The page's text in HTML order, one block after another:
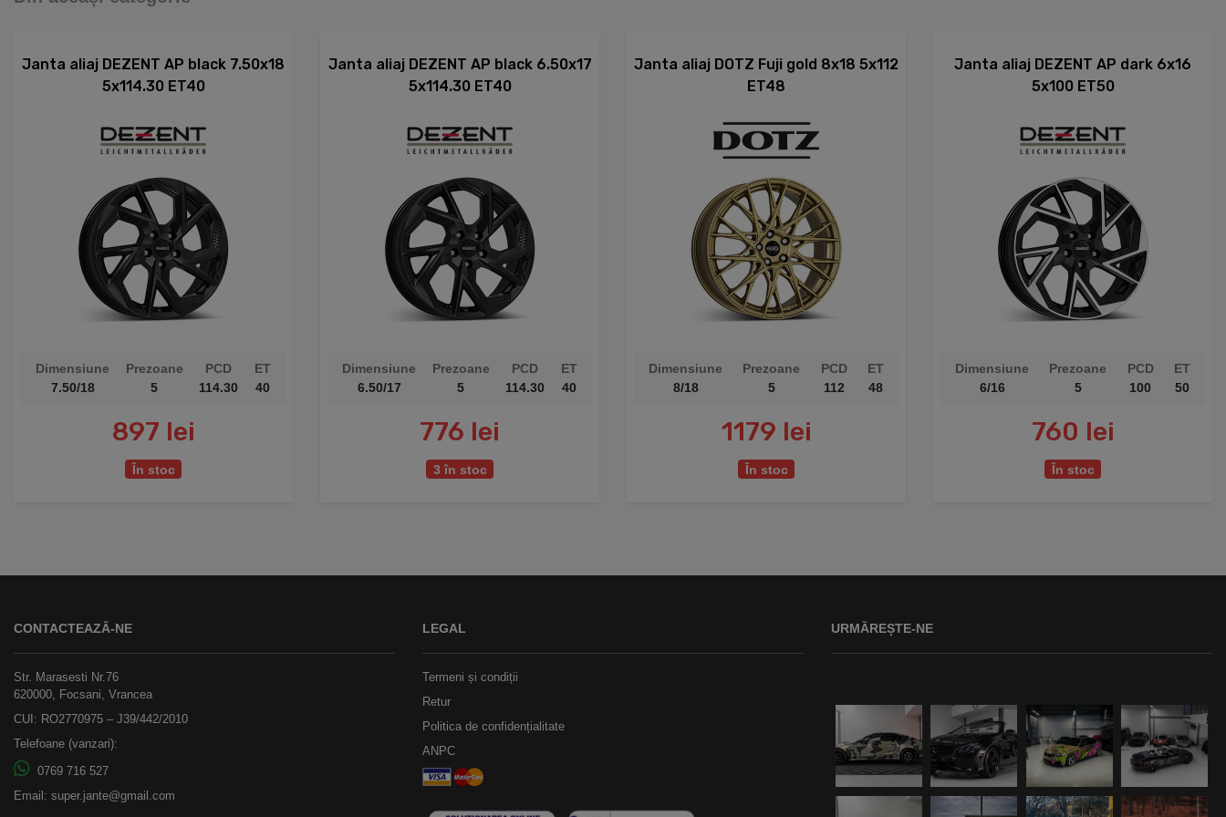
Janta aliaj DEZENT AP black 7.50x18
5x114.30 ET40
Dimensiune
7.50/18
Prezoane
5
PCD
114.30
ET
40
897 lei
În stoc
Janta aliaj DEZENT AP black 6.50x17
5x114.30 ET40
Dimensiune
6.50/17
Prezoane
5
PCD
114.30
ET
40
776 lei
3 în stoc
Janta aliaj DOTZ Fuji gold 8x18 5x112
ET48
Dimensiune
8/18
Prezoane
5
PCD
112
ET
48
1179 lei
În stoc
Janta aliaj DEZENT AP dark 6x16
5x100 ET50
Dimensiune
6/16
Prezoane
5
PCD
100
ET
50
760 lei
În stoc
CONTACTEAZĂ-NE
Str. Marasesti Nr.76
620000, Focsani, Vrancea
CUI: RO2770975 – J39/442/2010
Telefoane (vanzari):
0769 716 527
Email: super.jante@gmail.com
LEGAL
Termeni și condiții
Retur
Politica de confidențialitate
ANPC
URMĂREȘTE-NE